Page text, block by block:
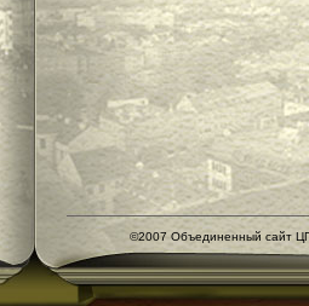
©2007 Объединенный сайт